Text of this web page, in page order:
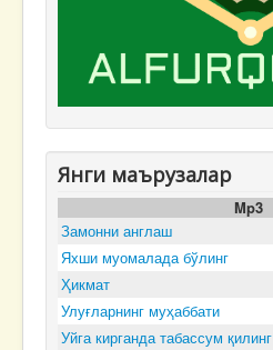
Янги маърузалар
Mp3
Замонни англаш
Яхши муомалада бўлинг
Ҳикмат
Улуғларнинг муҳаббати
Уйга кирганда табассум қилинг